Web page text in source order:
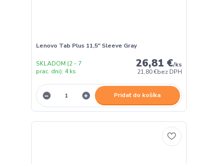
Lenovo Tab Plus 11,5" Sleeve Gray
26,81 €/ks
21,80 €bez DPH
SKLADOM (2 - 7
prac. dni): 4 ks
Pridať do košíka